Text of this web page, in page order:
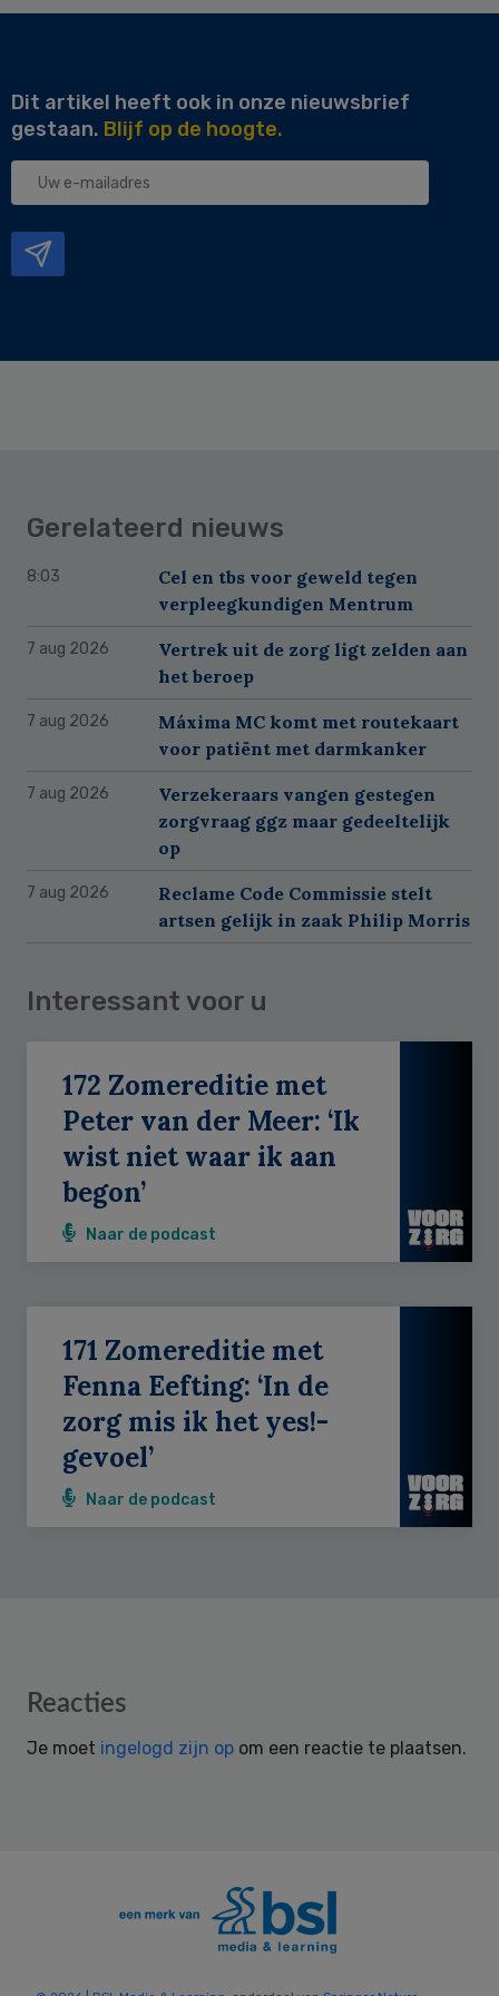
Dit artikel heeft ook in onze nieuwsbrief
gestaan. Blijf op de hoogte.
Uw
Gerelateerd nieuws
8:03
Cel en tbs voor geweld tegen
verpleegkundigen Mentrum
7 aug 2026
Vertrek uit de zorg ligt zelden aan
het beroep
7 aug 2026
Máxima MC komt met routekaart
voor patiënt met darmkanker
7 aug 2026
Verzekeraars vangen gestegen
zorgvraag ggz maar gedeeltelijk
op
7 aug 2026
Reclame Code Commissie stelt
artsen gelijk in zaak Philip Morris
Interessant voor u
172 Zomereditie met
Peter van der Meer: ‘Ik
wist niet waar ik aan
begon’
Naar de podcast
171 Zomereditie met
Fenna Eefting: ‘In de
zorg mis ik het yes!-
gevoel’
Naar de podcast
Reader
Reacties
Je moet ingelogd zijn op om een reactie te plaatsen.